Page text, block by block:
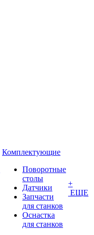
Комплектующие
Поворотные
столы
Датчики
Запчасти
для станков
Оснастка
для станков
+
ЕЩЕ